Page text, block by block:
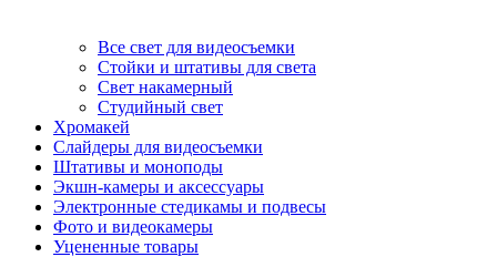
Все свет для видеосъемки
Стойки и штативы для света
Свет накамерный
Студийный свет
Хромакей
Слайдеры для видеосъемки
Штативы и моноподы
Экшн-камеры и аксессуары
Электронные стедикамы и подвесы
Фото и видеокамеры
Уцененные товары